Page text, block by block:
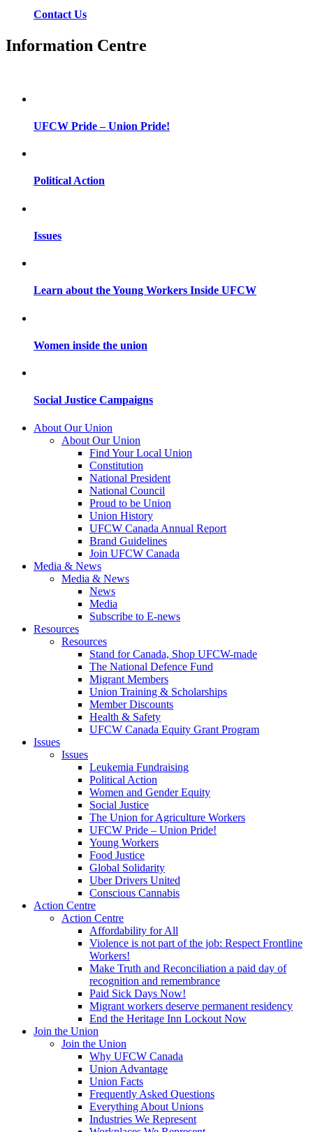
Contact Us
Information Centre
UFCW Pride – Union Pride!
Political Action
Issues
Learn about the Young Workers Inside UFCW
Women inside the union
Social Justice Campaigns
About Our Union
About Our Union
Find Your Local Union
Constitution
National President
National Council
Proud to be Union
Union History
UFCW Canada Annual Report
Brand Guidelines
Join UFCW Canada
Media & News
Media & News
News
Media
Subscribe to E-news
Resources
Resources
Stand for Canada, Shop UFCW-made
The National Defence Fund
Migrant Members
Union Training & Scholarships
Member Discounts
Health & Safety
UFCW Canada Equity Grant Program
Issues
Issues
Leukemia Fundraising
Political Action
Women and Gender Equity
Social Justice
The Union for Agriculture Workers
UFCW Pride – Union Pride!
Young Workers
Food Justice
Global Solidarity
Uber Drivers United
Conscious Cannabis
Action Centre
Action Centre
Affordability for All
Violence is not part of the job: Respect Frontline
Workers!
Make Truth and Reconciliation a paid day of
recognition and remembrance
Paid Sick Days Now!
Migrant workers deserve permanent residency
End the Heritage Inn Lockout Now
Join the Union
Join the Union
Why UFCW Canada
Union Advantage
Union Facts
Frequently Asked Questions
Everything About Unions
Industries We Represent